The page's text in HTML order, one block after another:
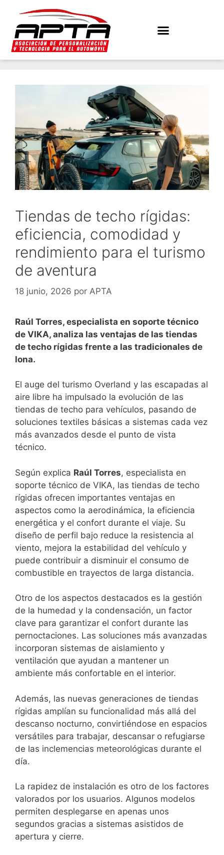
Tiendas de techo rígidas:
eficiencia, comodidad y
rendimiento para el turismo
de aventura
18 junio, 2026 por APTA
Raúl Torres, especialista en soporte técnico
de VIKA, analiza las ventajas de las tiendas
de techo rígidas frente a las tradicionales de
lona.
El auge del turismo Overland y las escapadas al
aire libre ha impulsado la evolución de las
tiendas de techo para vehículos, pasando de
soluciones textiles básicas a sistemas cada vez
más avanzados desde el punto de vista
técnico.
Según explica Raúl Torres, especialista en
soporte técnico de VIKA, las tiendas de techo
rígidas ofrecen importantes ventajas en
aspectos como la aerodinámica, la eficiencia
energética y el confort durante el viaje. Su
diseño de perfil bajo reduce la resistencia al
viento, mejora la estabilidad del vehículo y
puede contribuir a disminuir el consumo de
combustible en trayectos de larga distancia.
Otro de los aspectos destacados es la gestión
de la humedad y la condensación, un factor
clave para garantizar el confort durante las
pernoctaciones. Las soluciones más avanzadas
incorporan sistemas de aislamiento y
ventilación que ayudan a mantener un
ambiente más confortable en el interior.
Además, las nuevas generaciones de tiendas
rígidas amplían su funcionalidad más allá del
descanso nocturno, convirtiéndose en espacios
versátiles para trabajar, descansar o refugiarse
de las inclemencias meteorológicas durante el
día.
La rapidez de instalación es otro de los factores
valorados por los usuarios. Algunos modelos
permiten desplegarse en apenas unos
segundos gracias a sistemas asistidos de
apertura y cierre.